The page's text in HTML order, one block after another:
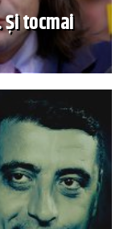
tocmai